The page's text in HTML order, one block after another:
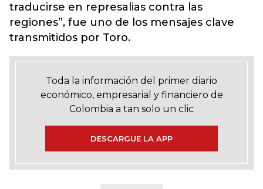
traducirse en represalias contra las
regiones”, fue uno de los mensajes clave
transmitidos por Toro.
Toda la información del primer diario
económico, empresarial y financiero de
Colombia a tan solo un clic
DESCARGUE LA APP